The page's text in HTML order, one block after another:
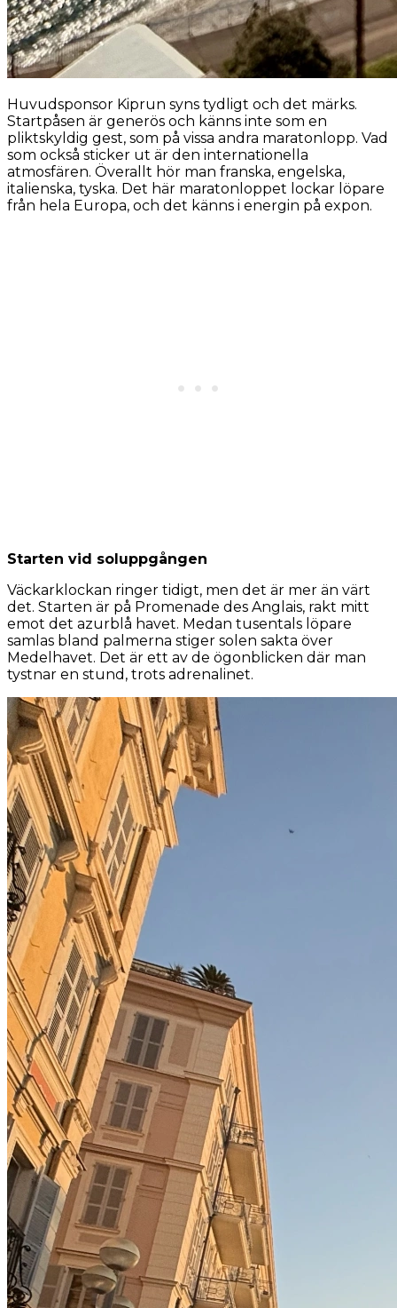
Huvudsponsor Kiprun syns tydligt och det märks.
Startpåsen är generös och känns inte som en
pliktskyldig gest, som på vissa andra maratonlopp. Vad
som också sticker ut är den internationella
atmosfären. Överallt hör man franska, engelska,
italienska, tyska. Det här maratonloppet lockar löpare
från hela Europa, och det känns i energin på expon.
Starten vid soluppgången
Väckarklockan ringer tidigt, men det är mer än värt
det. Starten är på Promenade des Anglais, rakt mitt
emot det azurblå havet. Medan tusentals löpare
samlas bland palmerna stiger solen sakta över
Medelhavet. Det är ett av de ögonblicken där man
tystnar en stund, trots adrenalinet.